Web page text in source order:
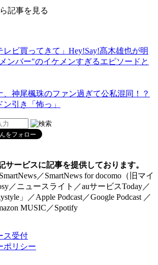
記事を見る
レビ買ってきて」Hey!Say!髙木雄也が明
ンバー"のイケメンすぎるエピソードと
、神尾楓珠のファン過ぎて公私混同！？
引き「怖っ」
サービスに記事を提供しております。
／SmartNews for docomo（旧マイ
／ニュースライト／auサービスToday／
」／Apple Podcast／Google Podcast ／
MUSIC／Spotify
ス受付
ポリシー